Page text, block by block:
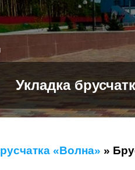
Укладка
«Волна» »